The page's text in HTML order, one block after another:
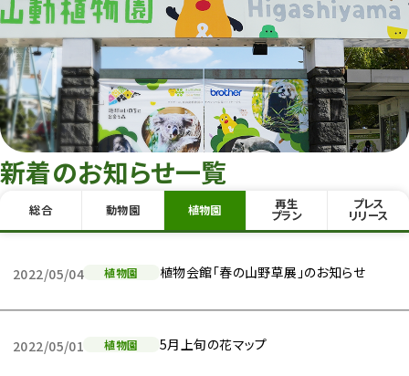
園内MAP イベント
総合案内
動物園 植物園
再生プラン
東山動植物園
への支援
サイトマップ
Follow
新着のお知らせ一覧
総合 動物園 植物園 再生
プラン
プレス
リリース
2022/05/04 植物園 植物会館「春の山野草展」のお知らせ
2022/05/01 植物園 5月上旬の花マップ